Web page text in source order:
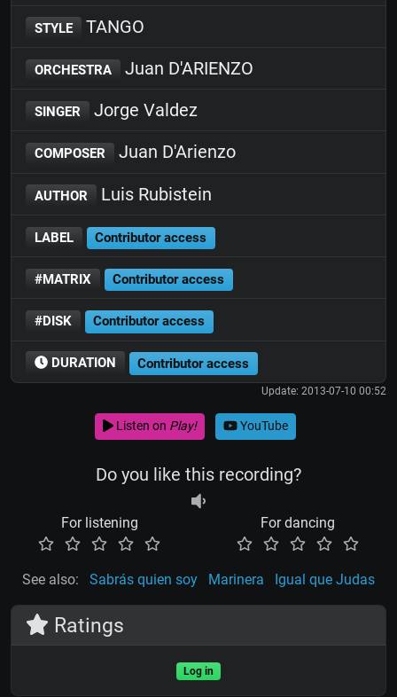
STYLE TANGO
ORCHESTRA Juan D'ARIENZO
SINGER Jorge Valdez
COMPOSER Juan D'Arienzo
AUTHOR Luis Rubistein
LABEL Contributor access
#MATRIX Contributor access
#DISK Contributor access
DURATION Contributor access
Update: 2013-07-10 00:52
Listen on Play! YouTube
Do you like this recording?
For listening For dancing
See also: Sabrás quien soy Marinera Igual que Judas
Ratings
Log in